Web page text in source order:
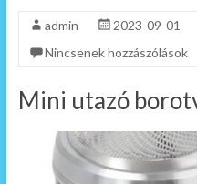
admin 2023-09-01
Nincsenek hozzászólások
Mini utazó